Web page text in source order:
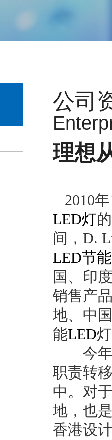
公司
理想
2010年
LED灯
间， D.
LED节
国、印
销售产
地、中
能LED
今
职责转
中。对
地，也
香港设